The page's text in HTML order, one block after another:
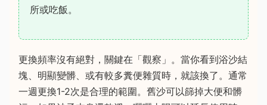
所或吃飯。
更換頻率沒有絕對，關鍵在「觀察」。當你看到浴沙結
塊、明顯變髒、或有較多糞便雜質時，就該換了。通常
一週更換1-2次是合理的範圍。舊沙可以篩掉大便和髒